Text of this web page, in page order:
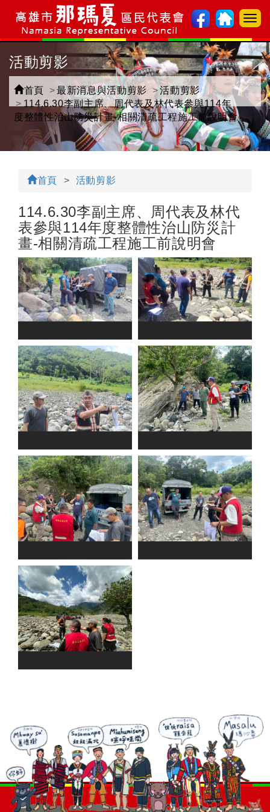
選
切
換
活動剪影
首頁 最新消息與活動剪影
活動剪影
114.6.30李副主席、周代表及林代表參與114年
度整體性治山防災計畫-相關清疏工程施工前說明會
首頁 活動剪影
114.6.30李副主席、周代表及林代
表參與114年度整體性治山防災計
畫-相關清疏工程施工前說明會